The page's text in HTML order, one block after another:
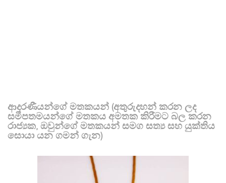
ආදරණීයන්ගේ මතකයන් (අතුරුදහන් කරන ලද
සමීපතමයන්ගේ මතකය අමතක කිරීමට බල කරන
රාජ්‍යක, ඔවුන්ගේ මතකයන් සමග සත්‍ය සහ යුක්තිය
සොයා යන ගමන් ගැන)